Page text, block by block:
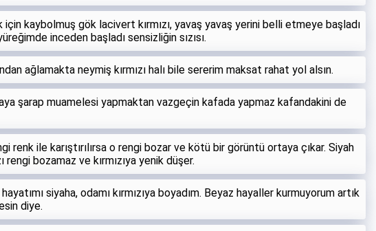
için kaybolmuş gök lacivert kırmızı, yavaş yavaş yerini belli etmeye başladı
inceden başladı sensizliğin sızısı.
ağlamakta neymiş kırmızı halı bile sererim maksat rahat yol alsın.
şarap muamelesi yapmaktan vazgeçin kafada yapmaz kafandakini de
renk ile karıştırılırsa o rengi bozar ve kötü bir görüntü ortaya çıkar. Siyah
rengi bozamaz ve kırmızıya yenik düşer.
siyaha, odamı kırmızıya boyadım. Beyaz hayaller kurmuyorum artık
diye.